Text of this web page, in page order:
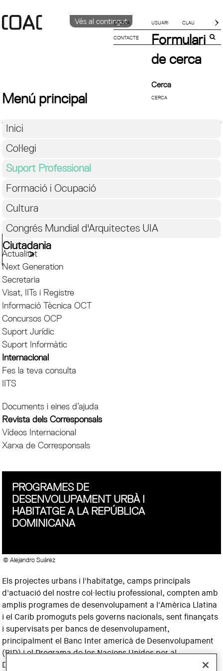
Vés al contingut
IDIOMA
CATALÀ
CONTACTE
Formulari
de cerca
Cerca
Menú principal
Inici
Col·legi
Suport Professional
Formació i Ocupació
Cultura
Congrés Mundial d'Arquitectes UIA
Ciutadania
Actualitat
Next Generation
Secretaria
Visat, IITs i Registre
Informació Tècnica OCT
Concursos OCP
Suport Jurídic
Suport Informàtic
Internacional
Fes la teva consulta
IITS
Documents i eines d’ajuda
Revista dels Corresponsals
Vídeos Internacional
Xarxa de Corresponsals
PROGRAMES DE
DESENVOLUPAMENT URBÀ I
HABITATGE A LA REPÚBLICA
DOMINICANA
© Alejandro Suárez
Els projectes urbans i l'habitatge, camps principals
d'actuació del nostre col·lectiu professional, compten amb
amplis programes de desenvolupament a l'Amèrica Llatina
i el Carib promoguts pels governs nacionals, sent finançats
i supervisats per bancs de desenvolupament,
principalment el Banc Inter americà de Desenvolupament
(BID) i el Programa de les Nacions Unides per al
Desenvolupament (PNUD).